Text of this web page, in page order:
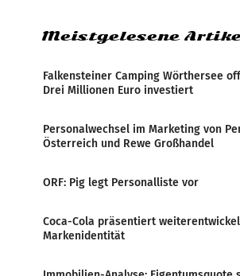
Meistgelesene
Falkensteiner Camping Wörthersee
Drei Millionen Euro investiert
Personalwechsel im Marketing von
Österreich und Rewe Großhandel
ORF: Pig legt Personalliste vor
Coca-Cola präsentiert
Markenidentität